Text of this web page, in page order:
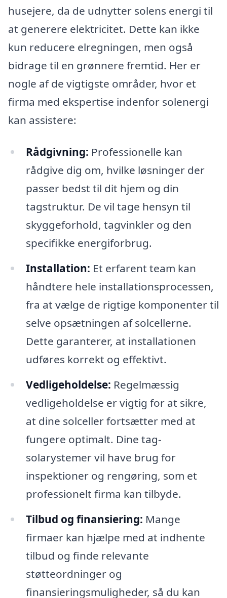
husejere, da de udnytter solens energi til
at generere elektricitet. Dette kan ikke
kun reducere elregningen, men også
bidrage til en grønnere fremtid. Her er
nogle af de vigtigste områder, hvor et
firma med ekspertise indenfor solenergi
kan assistere:
Rådgivning: Professionelle kan
rådgive dig om, hvilke løsninger der
passer bedst til dit hjem og din
tagstruktur. De vil tage hensyn til
skyggeforhold, tagvinkler og den
specifikke energiforbrug.
Installation: Et erfarent team kan
håndtere hele installationsprocessen,
fra at vælge de rigtige komponenter til
selve opsætningen af solcellerne.
Dette garanterer, at installationen
udføres korrekt og effektivt.
Vedligeholdelse: Regelmæssig
vedligeholdelse er vigtig for at sikre,
at dine solceller fortsætter med at
fungere optimalt. Dine tag-
solarystemer vil have brug for
inspektioner og rengøring, som et
professionelt firma kan tilbyde.
Tilbud og finansiering: Mange
firmaer kan hjælpe med at indhente
tilbud og finde relevante
støtteordninger og
finansieringsmuligheder, så du kan